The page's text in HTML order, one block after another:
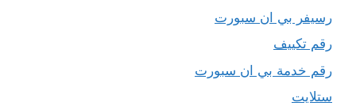
رسيفر بي ان سبورت
رقم تكييف
رقم خدمة بي ان سبورت
ستلايت